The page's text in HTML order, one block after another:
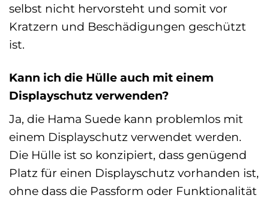
selbst nicht hervorsteht und somit vor
Kratzern und Beschädigungen geschützt
ist.
Kann ich die Hülle auch mit einem
Displayschutz verwenden?
Ja, die Hama Suede kann problemlos mit
einem Displayschutz verwendet werden.
Die Hülle ist so konzipiert, dass genügend
Platz für einen Displayschutz vorhanden ist,
ohne dass die Passform oder Funktionalität